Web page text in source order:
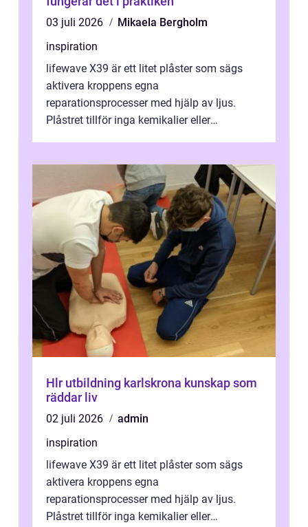
03 juli 2026
Mikaela Bergholm
inspiration
lifewave X39 är ett litet plåster som sägs
aktivera kroppens egna
reparationsprocesser med hjälp av ljus.
Plåstret tillför inga kemikalier eller
Hlr utbildning karlskrona kunskap som
räddar liv
02 juli 2026
admin
inspiration
lifewave X39 är ett litet plåster som sägs
aktivera kroppens egna
reparationsprocesser med hjälp av ljus.
Plåstret tillför inga kemikalier eller